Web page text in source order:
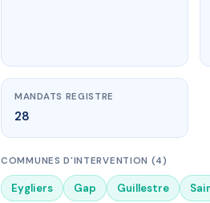
MANDATS REGISTRE
28
COMMUNES D'INTERVENTION (4)
Eygliers Gap Guillestre